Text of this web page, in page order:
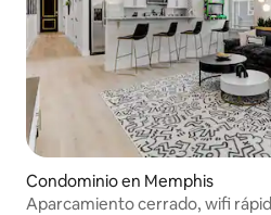
Condominio en Memphis
Aparcamiento cerrado, wifi